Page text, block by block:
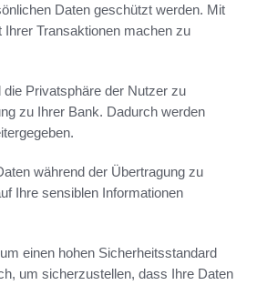
Daten geschützt werden. Mit
Transaktionen machen zu
Privatsphäre der Nutzer zu
zu Ihrer Bank. Dadurch werden
während der Übertragung zu
Ihre sensiblen Informationen
einen hohen Sicherheitsstandard
um sicherzustellen, dass Ihre Daten